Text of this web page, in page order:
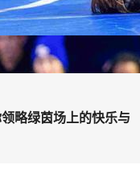
略绿茵场上的快乐与